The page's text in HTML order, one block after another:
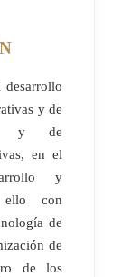
y de
y de
en el
y
ello con
de
de
de los